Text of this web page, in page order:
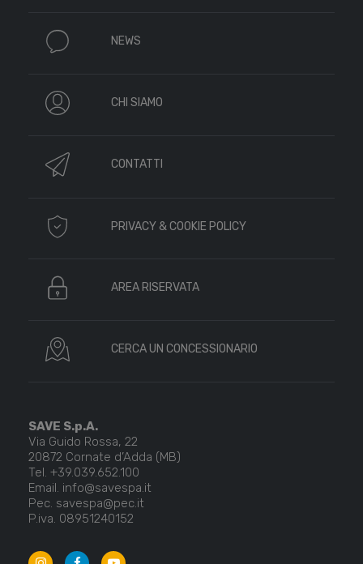
NEWS
CHI SIAMO
CONTATTI
PRIVACY & COOKIE POLICY
AREA RISERVATA
CERCA UN CONCESSIONARIO
SAVE S.p.A.
Via Guido Rossa, 22
20872 Cornate d’Adda (MB)
Tel. +39.039.652.100
Email. info@savespa.it
Pec. savespa@pec.it
P.iva. 08951240152